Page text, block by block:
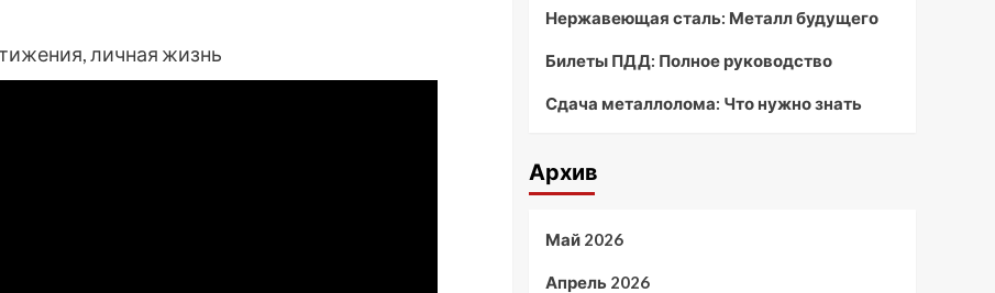
Нержавеющая сталь: Металл будущего
Билеты ПДД: Полное руководство
Сдача металлолома: Что нужно знать
Архив
Май 2026
Апрель 2026